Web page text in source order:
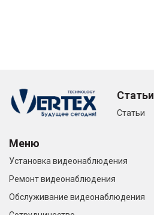
Статьи
Статьи
Меню
Установка видеонаблюдения
Ремонт видеонаблюдения
Обслуживание видеонаблюдения